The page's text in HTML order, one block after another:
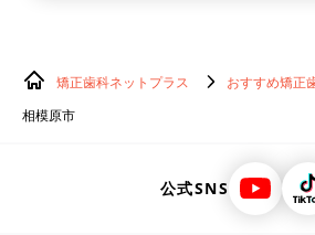
矯正歯科ネットプラス おすすめ矯正
相模原市
公式SNS